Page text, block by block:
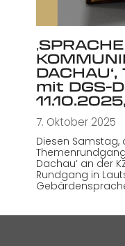
mit DGS-
7. Oktober 2025
Diesen Samstag,
Dachau‘ an der
Rundgang in